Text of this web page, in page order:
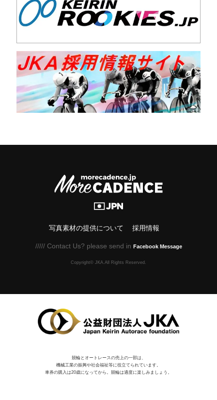
写真素材の提供について 採用情報
///// Contact Us? please send in Facebook Message
Copyright© JKA.All Rights Reserved.
競輪とオートレースの売上の一部は、
機械⼯業の振興や社会福祉等に役⽴てられています。
車券の購入は20歳になってから。競輪は適度に楽しみましょう。